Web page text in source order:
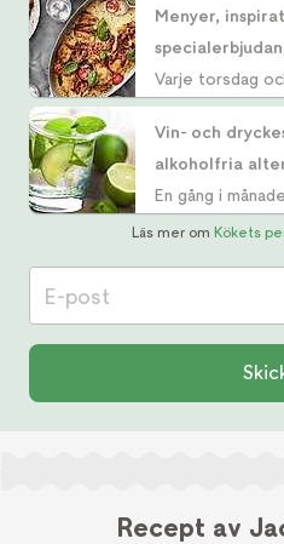
Menyer,
Varje torsdag
Vin- och
alkoholfria
En gång i
Läs mer om Kökets
E-post
Recept av